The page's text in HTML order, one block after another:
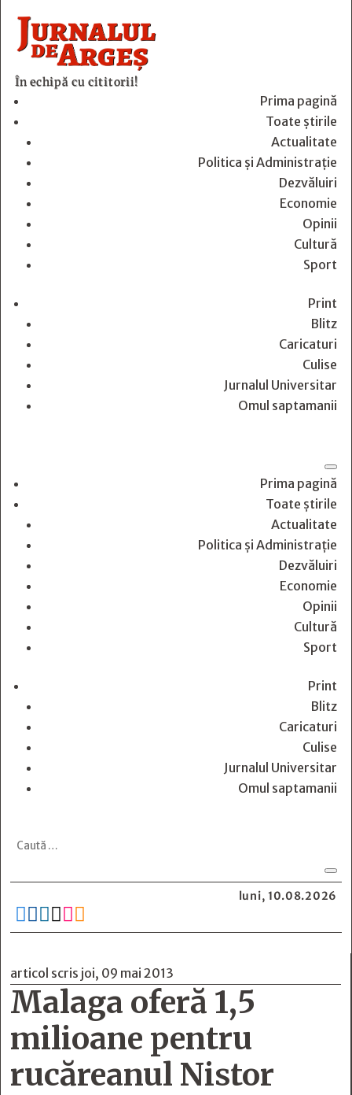
În echipă cu cititorii!
Prima pagină
Toate știrile
Actualitate
Politica și Administrație
Dezvăluiri
Economie
Opinii
Cultură
Sport
Print
Blitz
Caricaturi
Culise
Jurnalul Universitar
Omul saptamanii
Prima pagină
Toate știrile
Actualitate
Politica și Administrație
Dezvăluiri
Economie
Opinii
Cultură
Sport
Print
Blitz
Caricaturi
Culise
Jurnalul Universitar
Omul saptamanii
luni, 10.08.2026
     
articol scris joi, 09 mai 2013
Malaga oferă 1,5
milioane pentru
rucăreanul Nistor